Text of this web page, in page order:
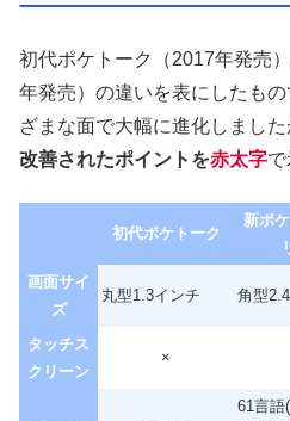
初代ポケトーク（2017年発売
年発売）の違いを表にしたも
ざまな面で大幅に進化しました
改善されたポイントを赤太字で
初代ポケトーク
新ポ
画面サイ
ズ
丸型1.3インチ 角型
タッチス
クリーン
×
61言語